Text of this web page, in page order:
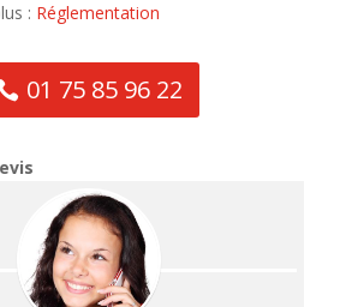
: Réglementation
01 75 85 96 22